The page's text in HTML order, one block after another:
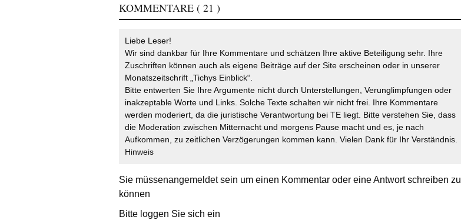
KOMMENTARE ( 21 )
Liebe Leser!
Wir sind dankbar für Ihre Kommentare und schätzen Ihre aktive Beteiligung sehr. Ihre
Zuschriften können auch als eigene Beiträge auf der Site erscheinen oder in unserer
Monatszeitschrift „Tichys Einblick“.
Bitte entwerten Sie Ihre Argumente nicht durch Unterstellungen, Verunglimpfungen oder
inakzeptable Worte und Links. Solche Texte schalten wir nicht frei. Ihre Kommentare
werden moderiert, da die juristische Verantwortung bei TE liegt. Bitte verstehen Sie, dass
die Moderation zwischen Mitternacht und morgens Pause macht und es, je nach
Aufkommen, zu zeitlichen Verzögerungen kommen kann. Vielen Dank für Ihr Verständnis.
Hinweis
Sie müssenangemeldetsein um einen Kommentar oder eine Antwort schreiben zu
können
Bitte loggen Sie sich ein